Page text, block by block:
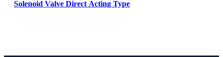
Solenoid Valve Direct Acting Type